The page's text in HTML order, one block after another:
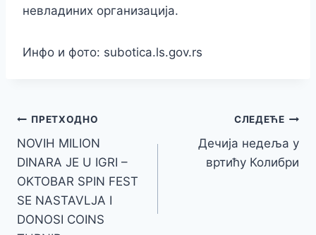
невладиних организација.
Инфо и фото: subotica.ls.gov.rs
Кретање
чланка
ПРЕТХОДНО
NOVIH MILION
DINARA JE U IGRI –
OKTOBAR SPIN FEST
SE NASTAVLJA I
DONOSI COINS
СЛЕДЕЋЕ
Дечија недеља у
вртићу Колибри